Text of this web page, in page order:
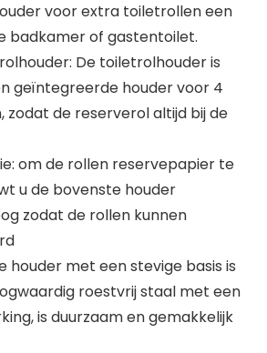
voor extra toiletrollen een
badkamer of gastentoilet.
De toiletrolhouder is
geïntegreerde houder voor 4
de reserverol altijd bij de
om de rollen reservepapier te
u de bovenste houder
zodat de rollen kunnen
houder met een stevige basis is
roestvrij staal met een
is duurzaam en gemakkelijk